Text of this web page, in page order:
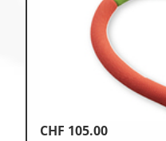
CHF 105.00